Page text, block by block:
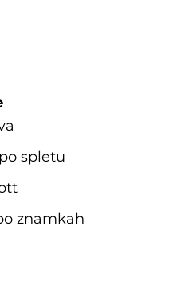
spletu
znamkah